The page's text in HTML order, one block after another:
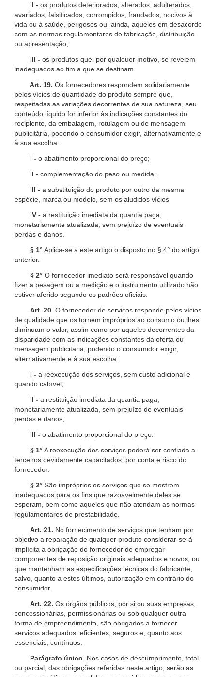
II - os produtos deteriorados, alterados, adulterados,
avariados, falsificados, corrompidos, fraudados, nocivos à
vida ou à saúde, perigosos ou, ainda, aqueles em desacordo
com as normas regulamentares de fabricação, distribuição
ou apresentação;
III - os produtos que, por qualquer motivo, se revelem
inadequados ao fim a que se destinam.
Art. 19. Os fornecedores respondem solidariamente
pelos vícios de quantidade do produto sempre que,
respeitadas as variações decorrentes de sua natureza, seu
conteúdo líquido for inferior às indicações constantes do
recipiente, da embalagem, rotulagem ou de mensagem
publicitária, podendo o consumidor exigir, alternativamente e
à sua escolha:
I - o abatimento proporcional do preço;
II - complementação do peso ou medida;
III - a substituição do produto por outro da mesma
espécie, marca ou modelo, sem os aludidos vícios;
IV - a restituição imediata da quantia paga,
monetariamente atualizada, sem prejuízo de eventuais
perdas e danos.
§ 1° Aplica-se a este artigo o disposto no § 4° do artigo
anterior.
§ 2° O fornecedor imediato será responsável quando
fizer a pesagem ou a medição e o instrumento utilizado não
estiver aferido segundo os padrões oficiais.
Art. 20. O fornecedor de serviços responde pelos vícios
de qualidade que os tornem impróprios ao consumo ou lhes
diminuam o valor, assim como por aqueles decorrentes da
disparidade com as indicações constantes da oferta ou
mensagem publicitária, podendo o consumidor exigir,
alternativamente e à sua escolha:
I - a reexecução dos serviços, sem custo adicional e
quando cabível;
II - a restituição imediata da quantia paga,
monetariamente atualizada, sem prejuízo de eventuais
perdas e danos;
III - o abatimento proporcional do preço.
§ 1° A reexecução dos serviços poderá ser confiada a
terceiros devidamente capacitados, por conta e risco do
fornecedor.
§ 2° São impróprios os serviços que se mostrem
inadequados para os fins que razoavelmente deles se
esperam, bem como aqueles que não atendam as normas
regulamentares de prestabilidade.
Art. 21. No fornecimento de serviços que tenham por
objetivo a reparação de qualquer produto considerar-se-á
implícita a obrigação do fornecedor de empregar
componentes de reposição originais adequados e novos, ou
que mantenham as especificações técnicas do fabricante,
salvo, quanto a estes últimos, autorização em contrário do
consumidor.
Art. 22. Os órgãos públicos, por si ou suas empresas,
concessionárias, permissionárias ou sob qualquer outra
forma de empreendimento, são obrigados a fornecer
serviços adequados, eficientes, seguros e, quanto aos
essenciais, contínuos.
Parágrafo único. Nos casos de descumprimento, total
ou parcial, das obrigações referidas neste artigo, serão as